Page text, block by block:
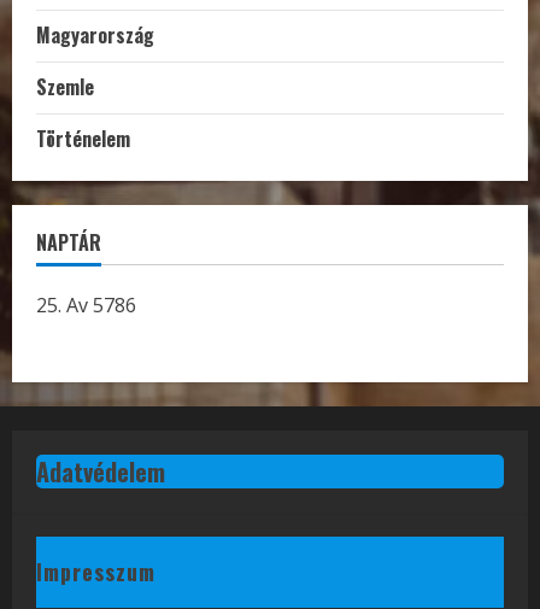
Magyarország
Szemle
Történelem
NAPTÁR
25. Av 5786
Adatvédelem
Impresszum